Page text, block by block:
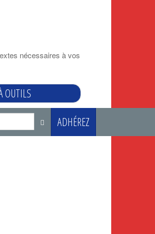
nécessaires à vos
OUTILS
ADHÉREZ